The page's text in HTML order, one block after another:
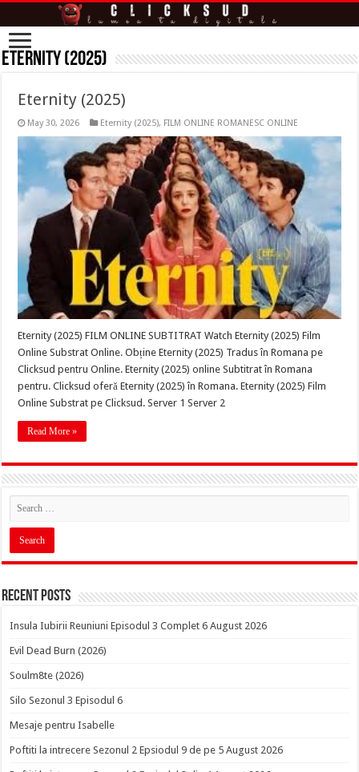
Eternity (2025)
Eternity (2025)
May 30, 2026 Eternity (2025), FILM ONLINE ROMANESC ONLINE
Eternity (2025) FILM ONLINE SUBTITRAT Watch Eternity (2025) Film
Online Substrat Online. Obține Eternity (2025) Tradus în Romana pe
Clicksud pentru Online. Eternity (2025) online Subtitrat în Romana
pentru. Clicksud oferă Eternity (2025) în Romana. Eternity (2025) Film
Online Substrat pe Clicksud. Server 1 Server 2
Read More »
Recent Posts
Insula Iubirii Reuniuni Episodul 3 Complet 6 August 2026
Evil Dead Burn (2026)
Soulm8te (2026)
Silo Sezonul 3 Episodul 6
Mesaje pentru Isabelle
Poftiti la intrecere Sezonul 2 Epsiodul 9 de pe 5 August 2026